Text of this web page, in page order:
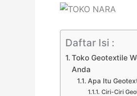
Daftar Isi :
Toko Geotextile
Anda
Apa Itu
Ciri-Ciri